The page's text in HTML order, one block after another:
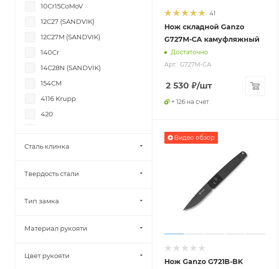
41
Нож складной Ganzo
G727M-CA камуфляжный
Достаточно
Арт.: G727M-CA
2 530 ₽/шт
+ 126 на счет
Видео обзор
Нож Ganzo G721B-BK
Sanrenmu
10Cr15CoMoV
12C27 (SANDVIK)
12C27M (SANDVIK)
140Cr
14C28N (SANDVIK)
154CM
4116 Krupp
420
440C
4Cr15N
Сталь клинка
Твердость стали
Тип замка
Материал рукояти
Цвет рукояти